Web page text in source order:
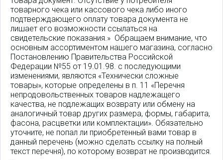
товарного чека или кассового чека либо иного
подтверждающего оплату товара документа не
лишает его возможности ссылаться на
свидетельские показания.» Обращаем внимание, что
основным ассортиментом нашего магазина, согласно
Постановлению Правительства Российской
Федерации №55 от 19.01.98. с последующими
изменениями, являются «Технически сложные
товары», которые определены в п. 11 «Перечня
непродовольственных товаров надлежащего
качества, не подлежащих возврату или обмену на
аналогичный товар других размера, формы, габарита,
фасона, расцветки или комплектации». Обязательно
уточните, не попал ли приобретенный вами товар в
данный перечень (можно сделать ссылку на полный
текст перечня), по которому возврат не производится.